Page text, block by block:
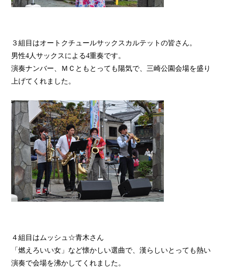
３組目はオートクチュールサックスカルテットの皆さん。
男性4人サックスによる4重奏です。
演奏ナンバー、ＭＣともとっても陽気で、三崎公園会場を盛り
上げてくれました。
４組目はムッシュ☆青木さん
「燃えろいい女」など懐かしい選曲で、漢らしいとっても熱い
演奏で会場を沸かしてくれました。